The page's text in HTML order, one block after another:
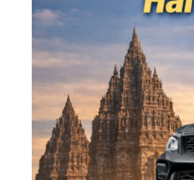
Harga
Innova
Reborn
Diesel
Yogyakarta
–
Promo
DP
Ringan